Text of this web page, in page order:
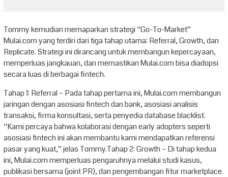
Tommy kemudian memaparkan strategi “Go-To-Market”
Mulai.com yang terdiri dari tiga tahap utama: Referral, Growth, dan
Replicate. Strategi ini dirancang untuk membangun kepercayaan,
memperluas jangkauan, dan memastikan Mulai.com bisa diadopsi
secara luas di berbagai fintech.
Tahap 1: Referral – Pada tahap pertama ini, Mulai.com membangun
jaringan dengan asosiasi fintech dan bank, asosiasi analisis
transaksi, firma konsultasi, serta penyedia database blacklist.
“Kami percaya bahwa kolaborasi dengan early adopters seperti
asosiasi fintech ini akan membantu kami mendapatkan referensi
pasar yang kuat,” jelas Tommy.Tahap 2: Growth – Di tahap kedua
ini, Mulai.com memperluas pengaruhnya melalui studi kasus,
publikasi bersama (joint PR), dan pengembangan fitur marketplace.